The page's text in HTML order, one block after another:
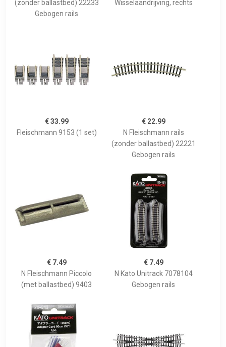
(zonder ballastbed) 22233
Gebogen rails
Wisselaandrijving, rechts
€ 33.99
Fleischmann 9153 (1 set)
€ 22.99
N Fleischmann rails
(zonder ballastbed) 22221
Gebogen rails
€ 7.49
N Fleischmann Piccolo
(met ballastbed) 9403
€ 7.49
N Kato Unitrack 7078104
Gebogen rails